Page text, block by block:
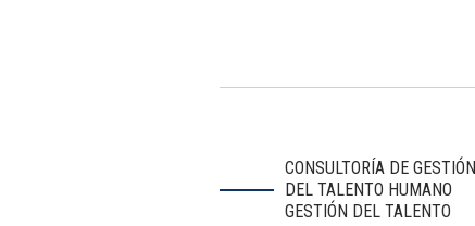
CONSULTORÍA DE GESTIÓN
DEL TALENTO HUMANO
GESTIÓN DEL TALENTO